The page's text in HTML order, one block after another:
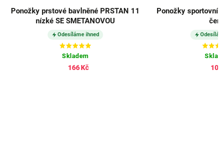
Ponožky prstové bavlněné PRSTAN 11
nízké SE SMETANOVOU
Odesíláme ihned
Skladem
166 Kč
Ponožky sportovní